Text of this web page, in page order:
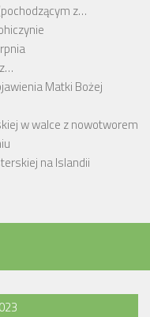
z…
Matki Bożej
w walce z nowotworem
na Islandii